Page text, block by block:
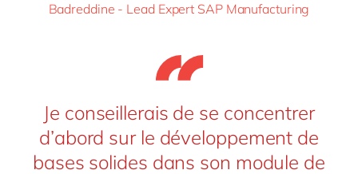
Badreddine - Lead Expert SAP Manufacturing
Je conseillerais de se concentrer
d’abord sur le développement de
bases solides dans son module de